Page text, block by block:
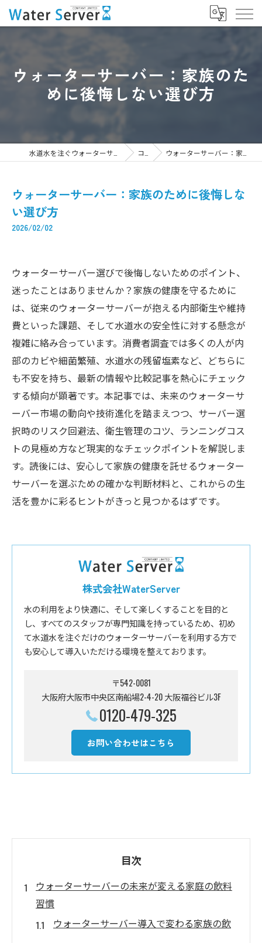
ウォーターサーバー：家族のた
めに後悔しない選び方
コラム ウォーターサーバー：家族のために後悔しない選び方
ウォーターサーバー：家族のために後悔しな
い選び方
2026/02/02
ウォーターサーバー選びで後悔しないためのポイント、
迷ったことはありませんか？家族の健康を守るために
は、従来のウォーターサーバーが抱える内部衛生や維持
費といった課題、そして水道水の安全性に対する懸念が
複雑に絡み合っています。消費者調査では多くの人が内
部のカビや細菌繁殖、水道水の残留塩素など、どちらに
も不安を持ち、最新の情報や比較記事を熱心にチェック
する傾向が顕著です。本記事では、未来のウォーターサ
ーバー市場の動向や技術進化を踏まえつつ、サーバー選
択時のリスク回避法、衛生管理のコツ、ランニングコス
トの見極め方など現実的なチェックポイントを解説しま
す。読後には、安心して家族の健康を託せるウォーター
サーバーを選ぶための確かな判断材料と、これからの生
活を豊かに彩るヒントがきっと見つかるはずです。
株式会社WaterServer
水の利用をより快適に、そして楽しくすることを目的と
し、すべてのスタッフが専門知識を持っているため、初め
て水道水を注ぐだけのウォーターサーバーを利用する方で
も安心して導入いただける環境を整えております。
〒542-0081
大阪府大阪市中央区南船場2-4-20 大阪福谷ビル3F
0120-479-325
お問い合わせはこちら
目次
ウォーターサーバーの未来が変える家庭の飲料
習慣
ウォーターサーバー導入で変わる家族の飲